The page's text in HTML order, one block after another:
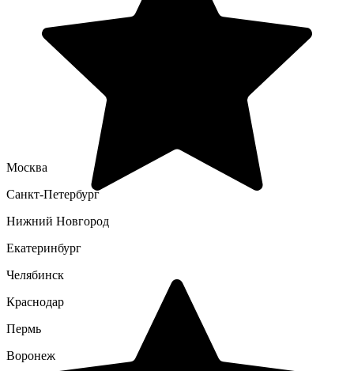
Москва
Санкт-Петербург
Нижний Новгород
Екатеринбург
Челябинск
Краснодар
Пермь
Воронеж